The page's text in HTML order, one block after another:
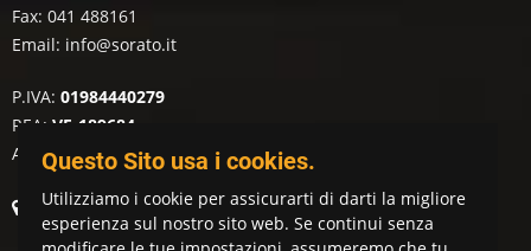
Fax: 041 488161
Email: info@sorato.it
P.IVA: 01984440279
REA: VE-189684
AEE:IT08120000005691
Vedi Dove Siamo
Questo Sito usa i cookies.
Utilizziamo i cookie per assicurarti di darti la migliore
esperienza sul nostro sito web. Se continui senza